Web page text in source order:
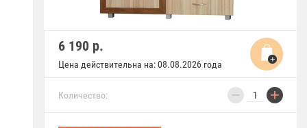
6 190 р.
Цена действительна на: 08.08.2026 года
Количество: − +